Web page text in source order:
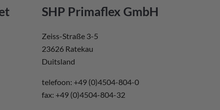
SHP Primaflex GmbH
Zeiss-Straße 3-5
23626 Ratekau
Duitsland
telefoon: +49 (0)4504-804-0
fax: +49 (0)4504-804-32